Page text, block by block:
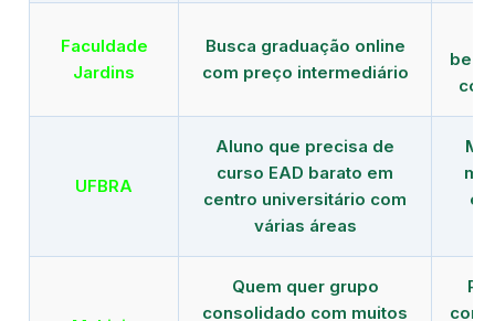
Faculdade
Jardins
Busca graduação online
com preço intermediário
UFBRA
Aluno que precisa de
curso EAD barato em
centro universitário com
várias áreas
Quem quer grupo
consolidado com muitos
com